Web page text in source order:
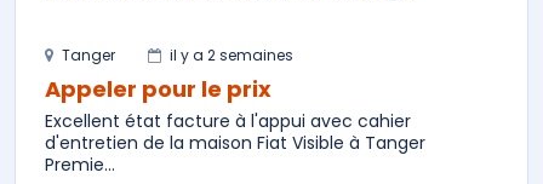
Tanger il y a 2 semaines
Appeler pour le prix
Excellent état facture à l'appui avec cahier
d'entretien de la maison Fiat Visible à Tanger
Premie...